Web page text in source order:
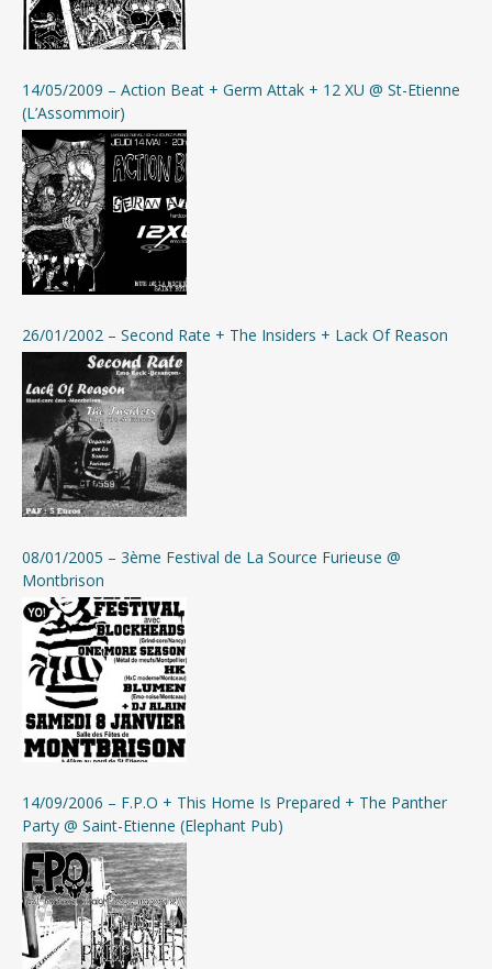
14/05/2009 – Action Beat + Germ Attak + 12 XU @ St-Etienne
(L’Assommoir)
26/01/2002 – Second Rate + The Insiders + Lack Of Reason
08/01/2005 – 3ème Festival de La Source Furieuse @
Montbrison
14/09/2006 – F.P.O + This Home Is Prepared + The Panther
Party @ Saint-Etienne (Elephant Pub)